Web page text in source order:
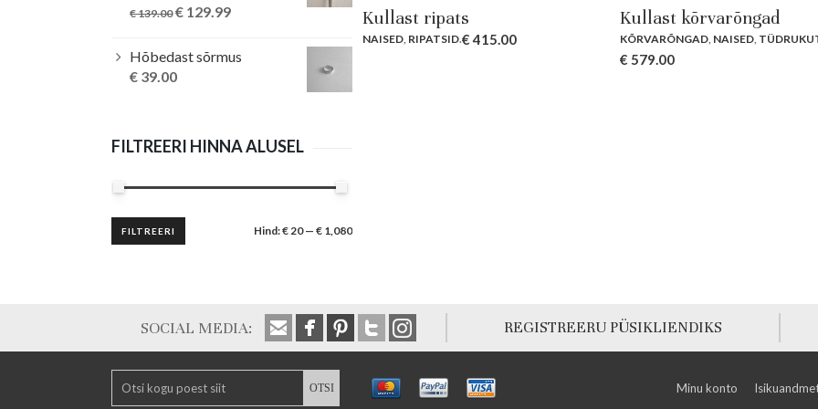
Kullast ripats
NAISED RIPATSID.€415.00
Kullast kõrvarõngad
KÕRVARÕNGAD NAISED
€ 579.00
€139.00 Original
was:
€ 139.00.
€ 129.99Current
is:
Hõbedast sõrmus
€ 39.00
FILTREERI HINNA ALUSEL
Minimaalne
hind
Maksimaalne
hind
FILTREERI Hind:€ 20— € 1,080
SOCIAL MEDIA: REGISTREERU PÜSIKLIENDIKS
Minu konto